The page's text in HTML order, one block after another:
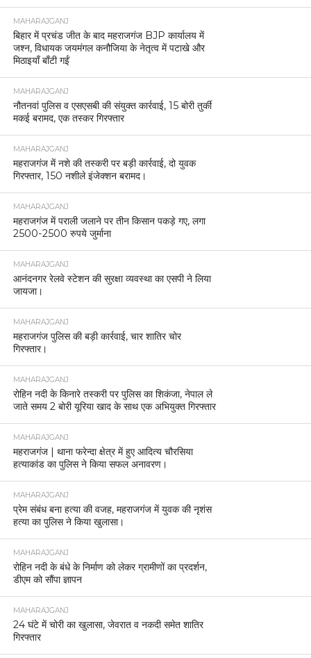
MAHARAJGANJ
बिहार में प्रचंड जीत के बाद महराजगंज BJP कार्यालय में
जश्न, विधायक जयमंगल कनौजिया के नेतृत्व में पटाखे और
मिठाइयाँ बाँटी गईं
MAHARAJGANJ
नौतनवां पुलिस व एसएसबी की संयुक्त कार्रवाई, 15 बोरी तुर्की
मकई बरामद, एक तस्कर गिरफ्तार
MAHARAJGANJ
महराजगंज में नशे की तस्करी पर बड़ी कार्रवाई, दो युवक
गिरफ्तार, 150 नशीले इंजेक्शन बरामद।
MAHARAJGANJ
महराजगंज में पराली जलाने पर तीन किसान पकड़े गए, लगा
2500-2500 रुपये जुर्माना
MAHARAJGANJ
आनंदनगर रेलवे स्टेशन की सुरक्षा व्यवस्था का एसपी ने लिया
जायजा।
MAHARAJGANJ
महराजगंज पुलिस की बड़ी कार्रवाई, चार शातिर चोर
गिरफ्तार।
MAHARAJGANJ
रोहिन नदी के किनारे तस्करी पर पुलिस का शिकंजा, नेपाल ले
जाते समय 2 बोरी यूरिया खाद के साथ एक अभियुक्त गिरफ्तार
MAHARAJGANJ
महराजगंज | थाना फरेन्दा क्षेत्र में हुए आदित्य चौरसिया
हत्याकांड का पुलिस ने किया सफल अनावरण।
MAHARAJGANJ
प्रेम संबंध बना हत्या की वजह, महराजगंज में युवक की नृशंस
हत्या का पुलिस ने किया खुलासा।
MAHARAJGANJ
रोहिन नदी के बंधे के निर्माण को लेकर ग्रामीणों का प्रदर्शन,
डीएम को सौंपा ज्ञापन
MAHARAJGANJ
24 घंटे में चोरी का खुलासा, जेवरात व नकदी समेत शातिर
गिरफ्तार